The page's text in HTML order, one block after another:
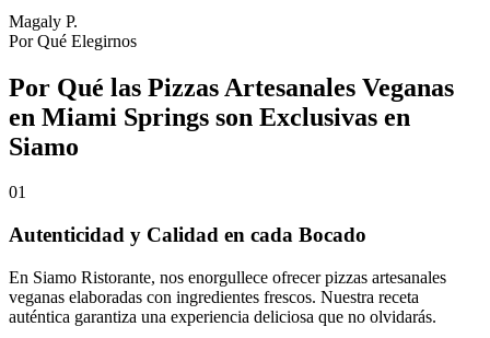
Magaly P.
Por Qué Elegirnos
Por Qué las Pizzas Artesanales Veganas
en Miami Springs son Exclusivas en
Siamo
01
Autenticidad y Calidad en cada Bocado
En Siamo Ristorante, nos enorgullece ofrecer pizzas artesanales
veganas elaboradas con ingredientes frescos. Nuestra receta
auténtica garantiza una experiencia deliciosa que no olvidarás.